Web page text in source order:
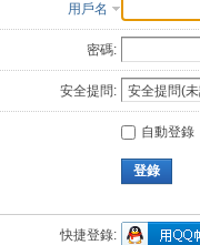
用戶名
密碼:
安全提問:
自動登錄
登錄
快捷登錄: